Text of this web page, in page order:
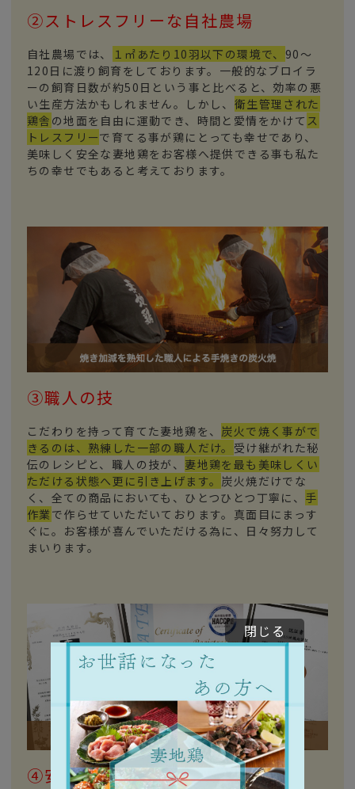
②ストレスフリーな自社農場
自社農場では、 １㎡あたり10羽以下の環境で、 90～
120日に渡り飼育をしております。一般的なブロイラ
ーの飼育日数が約50日という事と比べると、効率の悪
い生産方法かもしれません。しかし、 衛生管理された
鶏舎 の地面を自由に運動でき、時間と愛情をかけて ス
トレスフリーで育てる事が鶏にとっても幸せであり、
美味しく安全な妻地鶏をお客様へ提供できる事も私た
ちの幸せでもあると考えております。
③職人の技
こだわりを持って育てた妻地鶏を、 炭火で焼く事がで
きるのは、熟練した一部の職人だけ。 受け継がれた秘
伝のレシピと、職人の技が、 妻地鶏を最も美味しくい
ただける状態へ更に引き上げます。 炭火焼だけでな
く、全ての商品においても、ひとつひとつ丁寧に、 手
作業 で作らせていただいております。真面目にまっす
ぐに。お客様が喜んでいただける為に、日々努力して
まいります。
④安心の衛生管理
閉じる